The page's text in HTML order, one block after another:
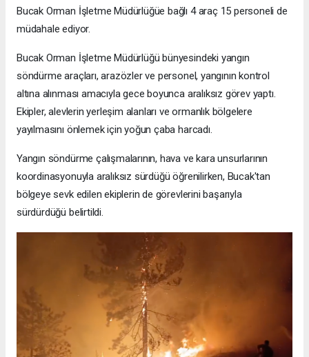
Bucak Orman İşletme Müdürlüğüe bağlı 4 araç 15 personeli de
müdahale ediyor.
Bucak Orman İşletme Müdürlüğü bünyesindeki yangın
söndürme araçları, arazözler ve personel, yangının kontrol
altına alınması amacıyla gece boyunca aralıksız görev yaptı.
Ekipler, alevlerin yerleşim alanları ve ormanlık bölgelere
yayılmasını önlemek için yoğun çaba harcadı.
Yangın söndürme çalışmalarının, hava ve kara unsurlarının
koordinasyonuyla aralıksız sürdüğü öğrenilirken, Bucak'tan
bölgeye sevk edilen ekiplerin de görevlerini başarıyla
sürdürdüğü belirtildi.